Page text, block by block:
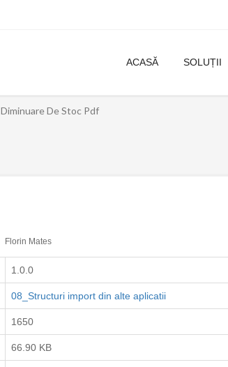
ACASĂ SOLUȚII
Diminuare De Stoc Pdf
Florin Mates
1.0.0
08_Structuri import din alte aplicatii
1650
66.90 KB